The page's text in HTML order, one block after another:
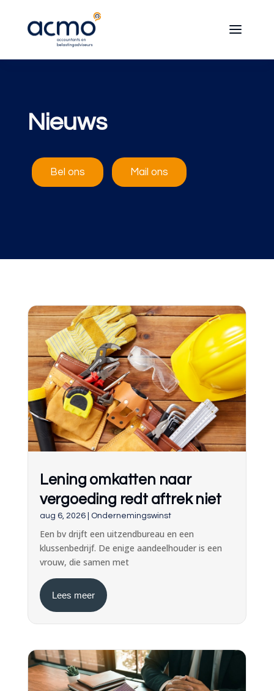
Nieuws
Bel ons Mail ons
Lening omkatten naar
vergoeding redt aftrek niet
aug 6, 2026| Ondernemingswinst
Een bv drijft een uitzendbureau en een
klussenbedrijf. De enige aandeelhouder is een
vrouw, die samen met
Lees meer